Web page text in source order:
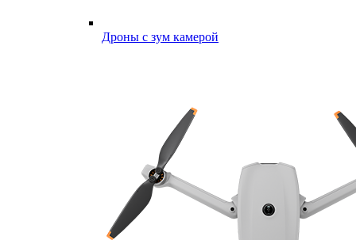
Дроны с зум камерой